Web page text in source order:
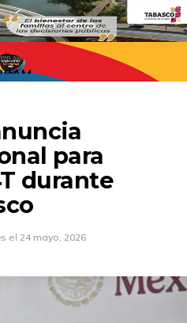
para
durante
el 24 mayo, 2026